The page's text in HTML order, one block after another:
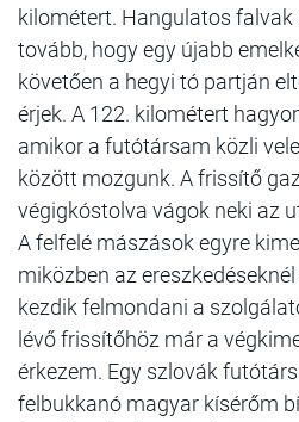
kilométert. Hangulatos
tovább, hogy egy újabb
követően a hegyi tó partján
érjek. A 122. kilométert
amikor a futótársam közli
között mozgunk. A frissítő
végigkóstolva vágok neki az
A felfelé mászások egyre
miközben az
kezdik felmondani a
lévő frissítőhöz már a
érkezem. Egy szlovák
felbukkanó magyar kísérőm